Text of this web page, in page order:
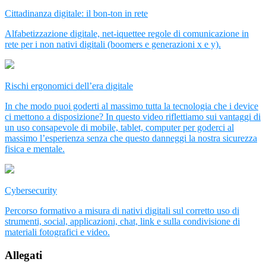
Cittadinanza digitale: il bon-ton in rete
Alfabetizzazione digitale, net-iquettee regole di comunicazione in
rete per i non nativi digitali (boomers e generazioni x e y).
Rischi ergonomici dell’era digitale
In che modo puoi goderti al massimo tutta la tecnologia che i device
ci mettono a disposizione? In questo video riflettiamo sui vantaggi di
un uso consapevole di mobile, tablet, computer per goderci al
massimo l’esperienza senza che questo danneggi la nostra sicurezza
fisica e mentale.
Cybersecurity
Percorso formativo a misura di nativi digitali sul corretto uso di
strumenti, social, applicazioni, chat, link e sulla condivisione di
materiali fotografici e video.
Allegati